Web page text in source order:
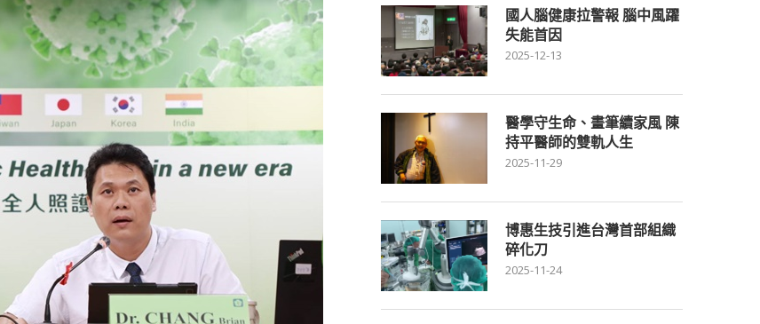
國人腦健康拉警報 腦中風躍
失能首因
2025-12-13
醫學守生命、畫筆續家風 陳
持平醫師的雙軌人生
2025-11-29
博惠生技引進台灣首部組織
碎化刀
2025-11-24